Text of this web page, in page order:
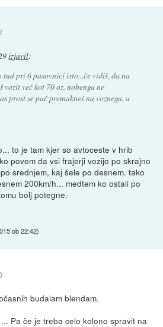
izjavil:
pri 6 pasovnici isto...če vidiš, da na
vozit več kot 70 oz. nobenga ne
prost se pač premakneš na voznega, a
to je tam kjer so avtoceste v hrib
povem da vsi frajerji vozijo po skrajno
srednjem, kaj šele po desnem. tako
200km/h... medtem ko ostali po
bolj potegne.
ob 22:42)
budalam blendam.
Pa če je treba celo kolono spravit na